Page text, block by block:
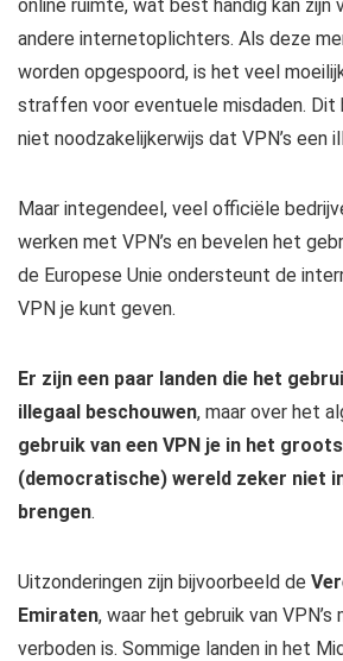
online ruimte, wat best handig kan zijn
andere internetoplichters. Als deze
worden opgespoord, is het veel
straffen voor eventuele misdaden.
niet noodzakelijkerwijs dat VPN’s een
Maar integendeel, veel officiële
werken met VPN’s en bevelen het
de Europese Unie ondersteunt de
VPN je kunt geven.
Er zijn een paar landen die het
illegaal beschouwen, maar over het
gebruik van een VPN je in het
(democratische) wereld zeker niet
brengen.
Uitzonderingen zijn bijvoorbeeld de
Emiraten, waar het gebruik van
verboden is. Sommige landen in het